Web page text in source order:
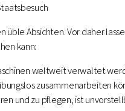
Absichten. Vor daher
kann:
weltweit verwaltet
zusammenarbeiten
und zu pflegen, ist